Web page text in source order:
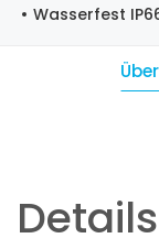
Wasserfest